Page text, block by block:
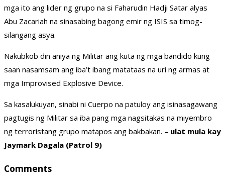
mga ito ang lider ng grupo na si Faharudin Hadji Satar alyas
Abu Zacariah na sinasabing bagong emir ng ISIS sa timog-
silangang asya.
Nakubkob din aniya ng Militar ang kuta ng mga bandido kung
saan nasamsam ang iba’t ibang matataas na uri ng armas at
mga Improvised Explosive Device.
Sa kasalukuyan, sinabi ni Cuerpo na patuloy ang isinasagawang
pagtugis ng Militar sa iba pang mga nagsitakas na miyembro
ng terroristang grupo matapos ang bakbakan. – ulat mula kay
Jaymark Dagala (Patrol 9)
Comments